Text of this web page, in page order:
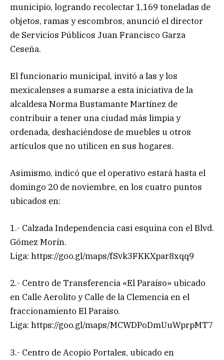
municipio, logrando recolectar 1,169 toneladas de
objetos, ramas y escombros, anunció el director
de Servicios Públicos Juan Francisco Garza
Ceseña.
El funcionario municipal, invitó a las y los
mexicalenses a sumarse a esta iniciativa de la
alcaldesa Norma Bustamante Martínez de
contribuir a tener una ciudad más limpia y
ordenada, deshaciéndose de muebles u otros
artículos que no utilicen en sus hogares.
Asimismo, indicó que el operativo estará hasta el
domingo 20 de noviembre, en los cuatro puntos
ubicados en:
1.- Calzada Independencia casi esquina con el Blvd.
Gómez Morín.
Liga: https://goo.gl/maps/fSvk3FKKXpar8xqq9
2.- Centro de Transferencia «El Paraíso» ubicado
en Calle Aerolito y Calle de la Clemencia en el
fraccionamiento El Paraíso.
Liga: https://goo.gl/maps/MCWDPoDmUuWprpMT7
3.- Centro de Acopio Portales, ubicado en